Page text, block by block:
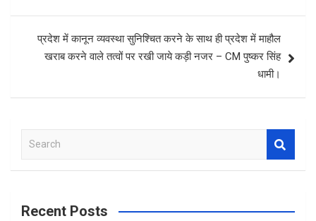
प्रदेश में कानून व्यवस्था सुनिश्चित करने के साथ ही प्रदेश में माहौल
खराब करने वाले तत्वों पर रखी जाये कड़ी नजर – CM पुष्कर सिंह
धामी।
a
c
Recent Posts